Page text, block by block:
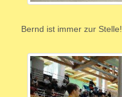
Bernd ist immer zur Stelle!